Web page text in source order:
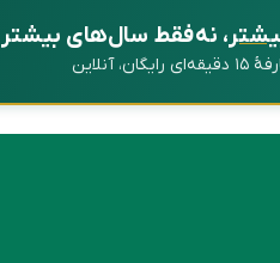
، نه فقط سال‌های بیشتر
آنلاین